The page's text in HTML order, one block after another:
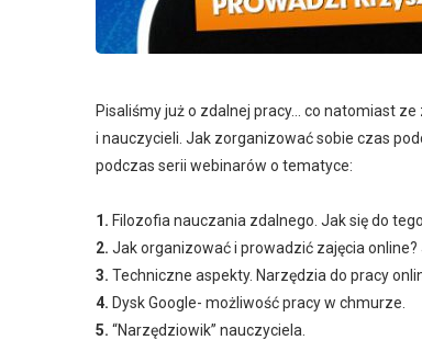
Pisaliśmy już o zdalnej pracy… co natomiast
i nauczycieli. Jak zorganizować sobie czas
podczas serii webinarów o tematyce:
1. Filozofia nauczania zdalnego. Jak się do
2. Jak organizować i prowadzić zajęcia
3. Techniczne aspekty. Narzędzia do pracy
4. Dysk Google- możliwość pracy w chmurze.
5. “Narzędziowik” nauczyciela.